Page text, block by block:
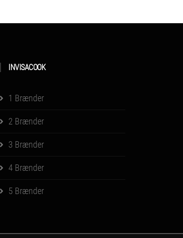
INVISACOOK
1 Brænder
2 Brænder
3 Brænder
4 Brænder
5 Brænder